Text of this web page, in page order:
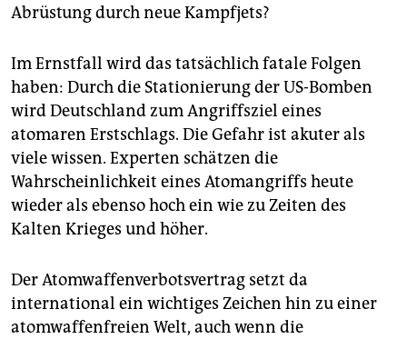
Abrüstung durch neue Kampfjets?
Im Ernstfall wird das tatsächlich fatale Folgen
haben: Durch die Stationierung der US-Bomben
wird Deutschland zum Angriffsziel eines
atomaren Erstschlags. Die Gefahr ist akuter als
viele wissen. Experten schätzen die
Wahrscheinlichkeit eines Atomangriffs heute
wieder als ebenso hoch ein wie zu Zeiten des
Kalten Krieges und höher.
Der Atomwaffenverbotsvertrag setzt da
international ein wichtiges Zeichen hin zu einer
atomwaffenfreien Welt, auch wenn die